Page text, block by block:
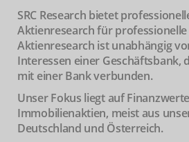
SRC Research bietet
Aktienresearch für
Aktienresearch ist unabhängig
Interessen einer Geschäftsbank,
mit einer Bank verbunden.
Unser Fokus liegt auf
Immobilienaktien, meist aus
Deutschland und Österreich.